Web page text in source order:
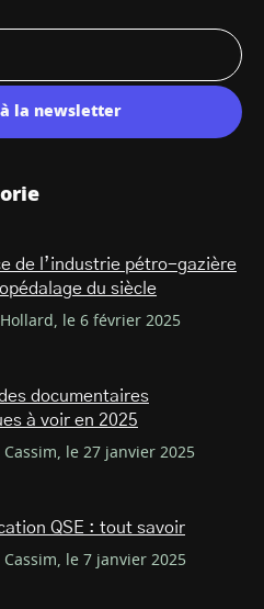
la newsletter
de l’industrie pétro-gazière
du siècle
le 6 février 2025
des documentaires
à voir en 2025
Cassim, le 27 janvier 2025
QSE : tout savoir
Cassim, le 7 janvier 2025